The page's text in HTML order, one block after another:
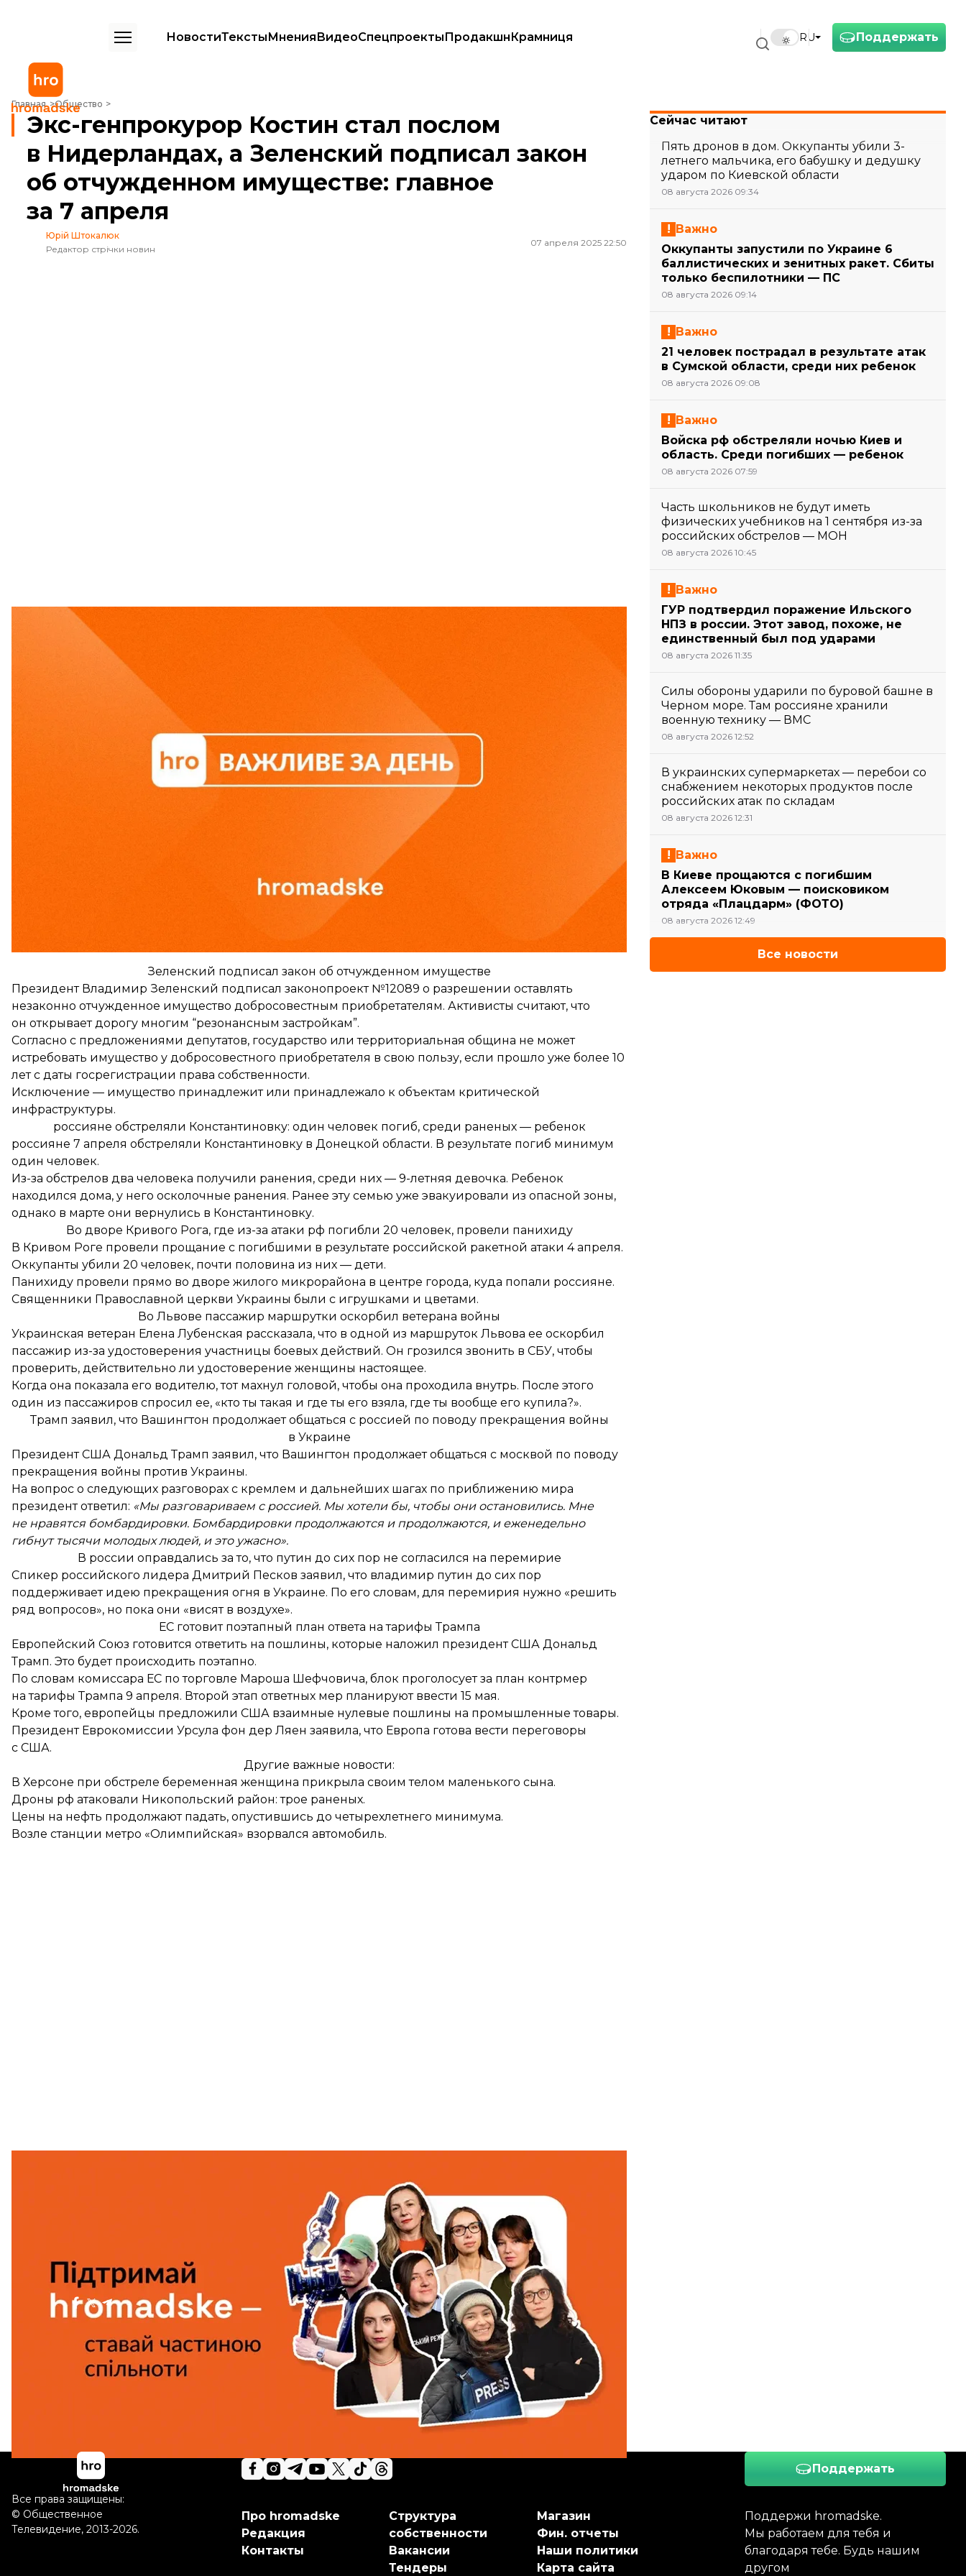
Поддержать
RU
НовостиТекстыМненияВидеоСпецпроектыПродакшнКрамниця
Главная Общество
Экс-генпрокурор Костин стал послом в Нидерландах, а Зеленский подписал закон об отчужденном имуществе: главное за 7 апреля
Экс-генпрокурор Костин стал послом
в Нидерландах, а Зеленский подписал закон
об отчужденном имуществе: главное
за 7 апреля
Юрій Штокалюк
Редактор стрічки новин
07 апреля 2025 22:50
Бывший генеральный прокурор Украины Андрей Костин стал послом Украины в Нидерландах.
Президент Украины Владимир Зеленский подписал закон об отчужденном имуществе. россияне
обстреляли Константиновку: один человек погиб, среди раненых есть ребенок. Собрали главные
новости за 7 апреля.
Экс-генпрокурор Костин стал послом Украины в Нидерландах
Бывший генеральный прокурор Украины Андрей Костин
стал послом Украины в Нидерландах
и постоянным представителем Украины при Организации по запрещению химического оружия.
Кроме того, Зеленский назначилпослов еще в нескольких странах. Среди них — Норвегия, Китай
Зеленский подписал закон об отчужденном имуществе
Президент Владимир Зеленский подписал законопроект №12089 о разрешении оставлять
незаконно отчужденное имущество добросовестным приобретателям. Активисты считают, что
он открывает дорогу многим “резонансным застройкам”.
Согласно с предложениями депутатов, государство или территориальная община не может
истребовать имущество у добросовестного приобретателя в свою пользу, если прошло уже более 10
лет с даты госрегистрации права собственности.
Исключение — имущество принадлежит или принадлежало к объектам критической
инфраструктуры.
россияне обстреляли Константиновку: один человек погиб, среди раненых — ребенок
россияне 7 апреля обстреляли Константиновку в Донецкой области. В результате погиб минимум
один человек.
Из-за обстрелов два человека получили ранения, среди них — 9-летняя девочка. Ребенок
находился дома, у него осколочные ранения. Ранее эту семью уже эвакуировали из опасной зоны,
однако в марте они вернулись в Константиновку.
Во дворе Кривого Рога, где из-за атаки рф погибли 20 человек, провели панихиду
В Кривом Роге провели прощание с погибшими в результате российской ракетной атаки 4 апреля.
Оккупанты убили 20 человек, почти половина из них — дети.
Панихиду провели прямо во дворе жилого микрорайона в центре города, куда попали россияне.
Священники Православной церкви Украины были с игрушками и цветами.
Во Львове пассажир маршрутки оскорбил ветерана войны
Украинская ветеран Елена Лубенская рассказала, что в одной из маршруток Львова ее оскорбил
пассажир из-за удостоверения участницы боевых действий. Он грозился звонить в СБУ, чтобы
проверить, действительно ли удостоверение женщины настоящее.
Когда она показала его водителю, тот махнул головой, чтобы она проходила внутрь. После этого
один из пассажиров спросил ее, «кто ты такая и где ты его взяла, где ты вообще его купила?».
Трамп заявил, что Вашингтон продолжает общаться с россией по поводу прекращения войны
в Украине
Президент США Дональд Трамп заявил, что Вашингтон продолжает общаться с москвой по поводу
прекращения войны против Украины.
На вопрос о следующих разговорах с кремлем и дальнейших шагах по приближению мира
президент ответил: «Мы разговариваем с россией. Мы хотели бы, чтобы они остановились. Мне
не нравятся бомбардировки. Бомбардировки продолжаются и продолжаются, и еженедельно
гибнут тысячи молодых людей, и это ужасно».
В россии оправдались за то, что путин до сих пор не согласился на перемирие
Спикер российского лидера Дмитрий Песков заявил, что владимир путин до сих пор
поддерживает идею прекращения огня в Украине. По его словам, для перемирия нужно «решить
ряд вопросов», но пока они «висят в воздухе».
ЕС готовит поэтапный план ответа на тарифы Трампа
Европейский Союз готовится ответить на пошлины, которые наложил президент США Дональд
Трамп. Это будет происходить поэтапно.
По словам комиссара ЕС по торговле Мароша Шефчовича, блок проголосует за план контрмер
на тарифы Трампа 9 апреля. Второй этап ответных мер планируют ввести 15 мая.
Кроме того, европейцы предложили США взаимные нулевые пошлины на промышленные товары.
Президент Еврокомиссии Урсула фон дер Ляен заявила, что Европа готова вести переговоры
с США.
Другие важные новости:
В Херсоне при обстреле беременная женщина прикрыла своим телом маленького сына.
Дроны рф атаковали Никопольский район: трое раненых.
Цены на нефть продолжают падать, опустившись до четырехлетнего минимума.
Возле станции метро «Олимпийская» взорвался автомобиль.
Узнала погибшего мужа по записке «Я тебя очень-очень сильно люблю»
Больше о: главное за день
Поделиться:
Сейчас читают
Пять дронов в дом. Оккупанты убили 3-
летнего мальчика, его бабушку и дедушку
ударом по Киевской области
08 августа 2026 09:34
Важно
Оккупанты запустили по Украине 6
баллистических и зенитных ракет. Сбиты
только беспилотники — ПС
08 августа 2026 09:14
Важно
21 человек пострадал в результате атак
в Сумской области, среди них ребенок
08 августа 2026 09:08
Важно
Войска рф обстреляли ночью Киев и
область. Среди погибших — ребенок
08 августа 2026 07:59
Часть школьников не будут иметь
физических учебников на 1 сентября из-за
российских обстрелов — МОН
08 августа 2026 10:45
Важно
ГУР подтвердил поражение Ильского
НПЗ в россии. Этот завод, похоже, не
единственный был под ударами
08 августа 2026 11:35
Силы обороны ударили по буровой башне в
Черном море. Там россияне хранили
военную технику — ВМС
08 августа 2026 12:52
В украинских супермаркетах — перебои со
снабжением некоторых продуктов после
российских атак по складам
08 августа 2026 12:31
Важно
В Киеве прощаются с погибшим
Алексеем Юковым — поисковиком
отряда «Плацдарм» (ФОТО)
08 августа 2026 12:49
Все новости
Поддержать
Поддержи hromadske.
Мы работаем для тебя и
благодаря тебе. Будь нашим
другом
Про hromadske
Редакция
Контакты
Структура
собственности
Вакансии
Тендеры
Магазин
Фин. отчеты
Наши политики
Карта сайта
Все права защищены:
© Общественное
Телевидение, 2013-2026.